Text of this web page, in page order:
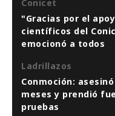
Conicet
"Gracias por el
científicos del
emocionó a todos
Ladrillazos
Conmoción:
meses y prendió
pruebas